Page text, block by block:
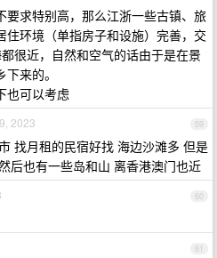
要求特别高，那么江浙一些古镇、旅
住环境（单指房子和设施）完善，交
很近，自然和空气的话由于是在景
来的。
也可以考虑
59
2023
找月租的民宿好找 海边沙滩多 但是
后也有一些岛和山 离香港澳门也近
60
61